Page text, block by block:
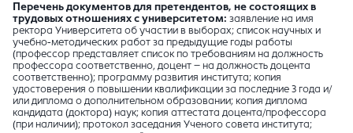
Перечень документов для претендентов, не состоящих в
трудовых отношениях с университетом: заявление на имя
ректора Университета об участии в выборах; список научных и
учебно-методических работ за предыдущие годы работы
(профессор представляет список по требованиям на должность
профессора соответственно, доцент – на должность доцента
соответственно); программу развития института; копия
удостоверения о повышении квалификации за последние 3 года и/
или диплома о дополнительном образовании; копия диплома
кандидата (доктора) наук; копия аттестата доцента/профессора
(при наличии); протокол заседания Ученого совета института;